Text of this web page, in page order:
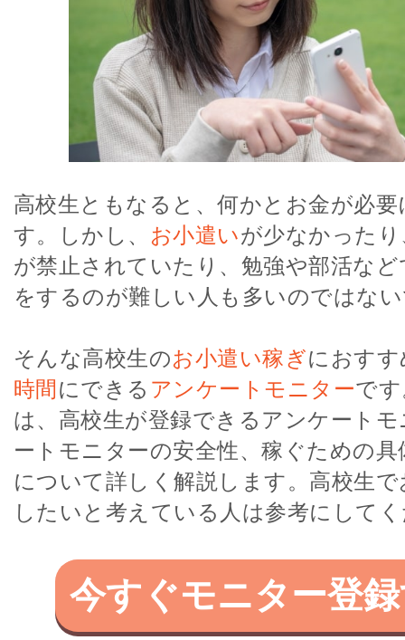
高校生ともなると、何かとお金が必
す。しかし、 お小遣いが少なかった
が禁止されていたり、勉強や部活な
をするのが難しい人も多いのではな
そんな高校生のお小遣い稼ぎにおす
時間にできる アンケートモニターで
は、高校生が登録できるアンケート
ートモニターの安全性、稼ぐための
について詳しく解説します。高校生
したいと考えている人は参考にして
今すぐモニター登